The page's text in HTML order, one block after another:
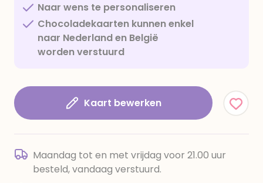
Naar wens te personaliseren
Chocoladekaarten kunnen enkel
naar Nederland en België
worden verstuurd
Kaart bewerken
Maandag tot en met vrijdag voor 21.00 uur
besteld, vandaag verstuurd.